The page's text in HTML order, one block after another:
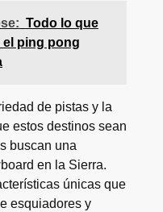
Todo lo que
el ping pong
de pistas y la
estos destinos sean
buscan una
en la Sierra.
únicas que
esquiadores y